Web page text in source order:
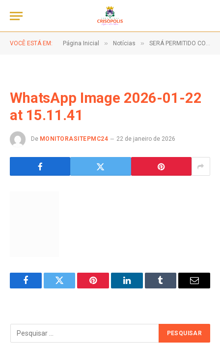
VOCÊ ESTÁ EM: Página Inicial » Notícias » SERÁ PERMITIDO COOLER CONFORME AS REGRAS DE SEGURANÇA!
WhatsApp Image 2026-01-22
at 15.11.41
De MONITORASITEPMC24 22 de janeiro de 2026
FacebookTwitter Pinterest LinkedInTumblr Email